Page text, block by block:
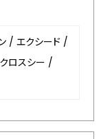
/ エクシード /
クロスシー /